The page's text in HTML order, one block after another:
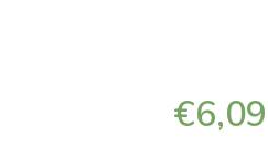
€6,09